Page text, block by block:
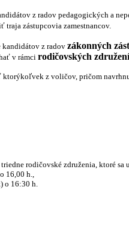
z radov pedagogických a
traja zástupcovia zamestnancov.
kandidátov z radov zákonných
v rámci rodičovských
ktorýkoľvek z voličov, pričom
rodičovské združenia, ktoré sa
16,00 h.,
o 16:30 h.